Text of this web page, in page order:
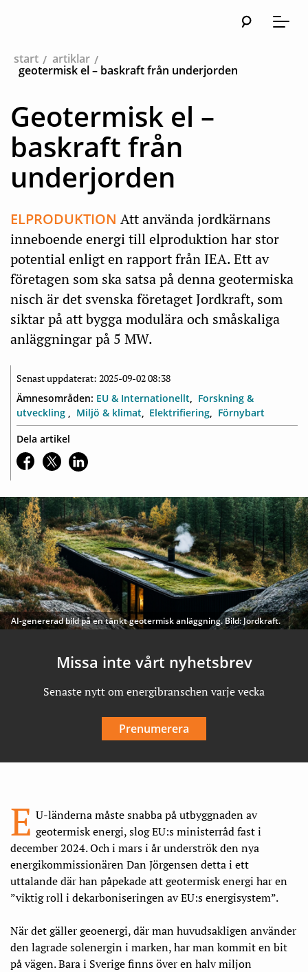
Meny
start
artiklar
geotermisk el – baskraft från underjorden
Geotermisk el –
baskraft från
underjorden
ELPRODUKTION Att använda jordkärnans
inneboende energi till elproduktion har stor
potential enligt en rapport från IEA. Ett av
företagen som ska satsa på denna geotermiska
nisch är det svenska företaget Jordkraft, som
siktar på att bygga modulära och småskaliga
anläggningar på 5 MW.
Senast uppdaterat: 2025-09-02 08:38
Ämnesområden: EU & Internationellt
Forskning &
utveckling
Miljö & klimat Elektrifiering
Förnybart
Dela artikel
AI-genererad bild på en tänkt geotermisk anläggning. Bild: Jordkraft.
Missa inte vårt nyhetsbrev
Senaste nytt om energibranschen varje vecka
Prenumerera
E U-länderna måste snabba på utbyggnaden av
geotermisk energi, slog EU:s ministerråd fast i
december 2024. Och i mars i år underströk den nya
energikommissionären Dan Jörgensen detta i ett
uttalande där han påpekade att geotermisk energi har en
”viktig roll i dekarboniseringen av EU:s energisystem”.
När det gäller geoenergi, där man huvudsakligen använder
den lagrade solenergin i marken, har man kommit en bit
på vägen. Bara i Sverige finns över en halv miljon